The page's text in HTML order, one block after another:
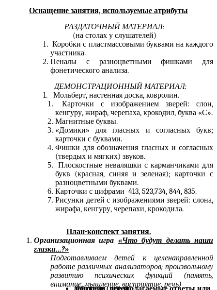
Оснащение занятия, используемые атрибуты
РАЗДАТОЧНЫЙ МАТЕРИАЛ:
(на столах у слушателей)
Коробки с пластмассовыми буквами на каждого
участника.
Пеналы с разноцветными фишками для
фонетического анализа.
ДЕМОНСТРАЦИОННЫЙ МАТЕРИАЛ:
1. Мольберт, настенная доска, ковролин.
Карточки с изображением зверей: слон,
кенгуру, жираф, черепаха, крокодил, буква «С».
Магнитные буквы.
«Домики» для гласных и согласных букв;
карточки с буквами.
Фишки для обозначения гласных и согласных
(твердых и мягких) звуков.
Плоскостные неваляшки с карманчиками для
букв (красная, синяя и зеленая); карточки с
разноцветными буквами.
Карточки с цифрами 413, 523,734, 844, 835.
Рисунки детей с изображениями зверей: слона,
жирафа, кенгуру, черепахи, крокодила.
План-конспект занятия.
Организационная игра «Что будут делать наши
глазки…?»
Подготавливаем детей к целенаправленной
работе различных анализаторов; произвольному
развитию психических функций (память,
внимание, мышление, восприятие, речь)